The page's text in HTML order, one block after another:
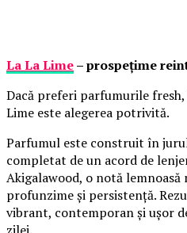
La La Lime– prospețime
Dacă preferi parfumurile fresh,
Lime este alegerea potrivită.
Parfumul este construit în
completat de un acord de
Akigalawood, o notă lemnoasă
profunzime și persistență.
vibrant, contemporan și ușor